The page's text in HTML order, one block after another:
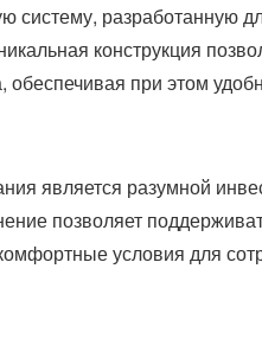
систему, разработанную
конструкция
обеспечивая при этом
является разумной
позволяет
условия для